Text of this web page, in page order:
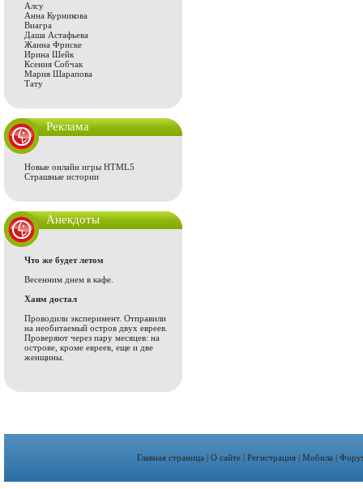
Алсу
Анна Курникова
Виагра
Даша Астафьева
Жанна Фриске
Ирина Шейк
Ксения Собчак
Мария Шарапова
Тату
Реклама
Новые онлайн игры HTML5
Страшные истории
Анекдоты
Что же будет летом
Весенним днем в кафе.
Хаим достал
Проводили эксперимент. Отправили
на необитаемый остров двух евреев.
Проверяют через пару месяцев: на
острове, кроме евреев, еще и две
женщины.
Главная страница | О сайте | Регистрация | Мобила |